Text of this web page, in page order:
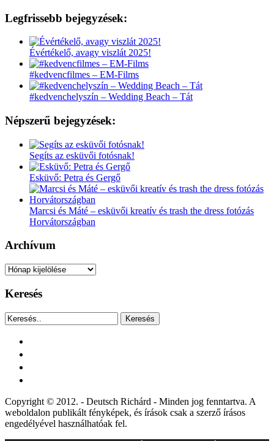
Legfrissebb bejegyzések:
Évértékelő, avagy viszlát 2025!
#kedvencfilmes – EM-Films
#kedvenchelyszín – Wedding Beach – Tát
Népszerű bejegyzések:
Segíts az esküvői fotósnak!
Esküvő: Petra és Gergő
Marcsi és Máté – esküvői kreatív és trash the dress fotózás
Horvátországban
Archívum
Archívum
Keresés
Keresés
Copyright © 2012. - Deutsch Richárd - Minden jog fenntartva. A
weboldalon publikált fényképek, és írások csak a szerző írásos
engedélyével használhatóak fel.